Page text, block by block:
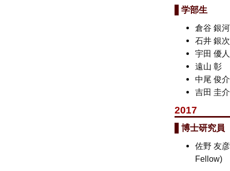
学部生
倉谷 銀
石井 銀
宇田 優
遠山
中尾 俊
吉田 圭
2017
博士研究員
佐野 友彦
Fellow)